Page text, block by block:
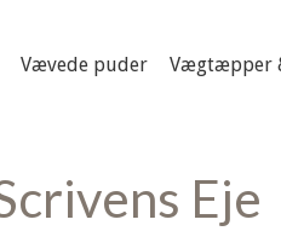
Vævede puder Vægtæpper
Eje